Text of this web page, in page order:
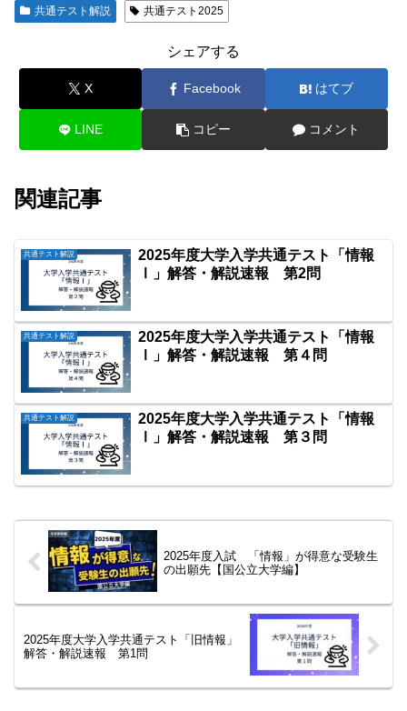
共通テスト解説 共通テスト2025
シェアする
X Facebook はてブ
LINE コピー コメント
関連記事
共通テスト解説
2025年度大学入学共通テスト「情報
Ⅰ」解答・解説速報 第2問
共通テスト解説
2025年度大学入学共通テスト「情報
Ⅰ」解答・解説速報 第４問
共通テスト解説
2025年度大学入学共通テスト「情報
Ⅰ」解答・解説速報 第３問
2025年度入試 「情報」が得意な受験生
の出願先【国公立大学編】
2025年度大学入学共通テスト「旧情報」
解答・解説速報 第1問